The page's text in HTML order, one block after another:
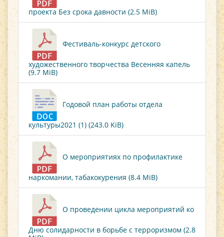
проекта Без срока давности (2.5 MiB)
Фестиваль-конкурс детского
художественного творчества Весенняя капель
(9.7 MiB)
Годовой план работы отдела
культуры2021 (1) (243.0 KiB)
О мероприятиях по профилактике
наркомании, табакокурения (8.4 MiB)
О проведении цикла мероприятий ко
Дню солидарности в борьбе с терроризмом (2.8